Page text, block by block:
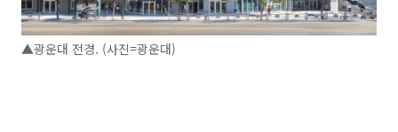
▲광운대 전경. (사진=광운대)